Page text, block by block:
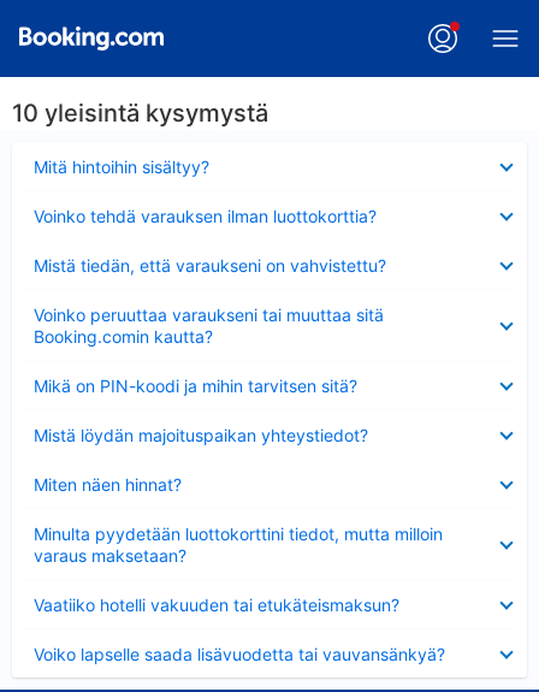
10 yleisintä kysymystä
Mitä hintoihin sisältyy?
Voinko tehdä varauksen ilman luottokorttia?
Mistä tiedän, että varaukseni on vahvistettu?
Voinko peruuttaa varaukseni tai muuttaa sitä
Booking.comin kautta?
Mikä on PIN-koodi ja mihin tarvitsen sitä?
Mistä löydän majoituspaikan yhteystiedot?
Miten näen hinnat?
Minulta pyydetään luottokorttini tiedot, mutta milloin
varaus maksetaan?
Vaatiiko hotelli vakuuden tai etukäteismaksun?
Voiko lapselle saada lisävuodetta tai vauvansänkyä?